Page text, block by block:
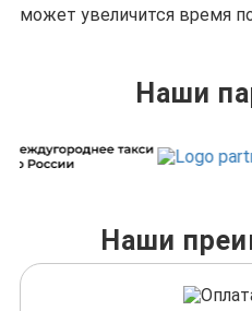
может увеличится время
Наши
Наши